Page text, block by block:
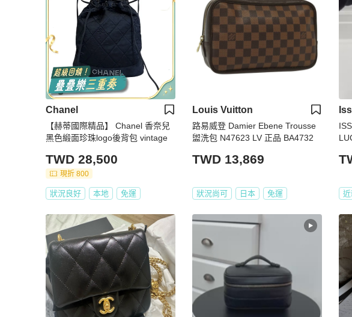
Chanel
【赫蒂國際精品】 Chanel 香奈兒
黑色緞面珍珠logo後背包 vintage
TWD 28,500
現折 800
狀況良好 本地 免運
Louis Vuitton
路易威登 Damier Ebene Trousse
盥洗包 N47623 LV 正品 BA4732
TWD 13,869
狀況尚可 日本 免運